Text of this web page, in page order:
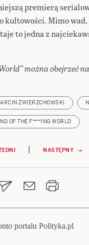
premierą
kultowości. Mimo
to jedna z
można obejrzeć
ZWIERZCHOWSKI
OF THE F***ING WORLD
| NASTĘPNY →
portalu Polityka.pl